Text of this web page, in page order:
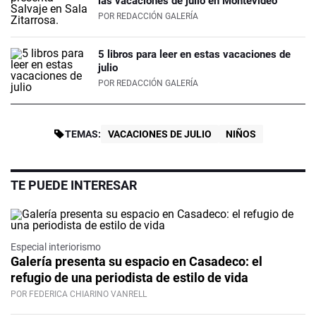
POR REDACCIÓN GALERÍA
5 libros para leer en estas vacaciones de
julio
POR REDACCIÓN GALERÍA
TEMAS: VACACIONES DE JULIO NIÑOS
TE PUEDE INTERESAR
Especial interiorismo
Galería presenta su espacio en Casadeco: el
refugio de una periodista de estilo de vida
POR FEDERICA CHIARINO VANRELL